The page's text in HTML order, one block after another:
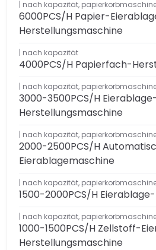
nach kapazität,
6000PCS/H Papier-
Herstellungsmaschine
nach kapazität
4000PCS/H Papierfach-
nach kapazität,
3000-3500PCS/H Eierablage-
Herstellungsmaschine
nach kapazität,
2000-2500PCS/H
Eierablagemaschine
nach kapazität,
1500-2000PCS/H
nach kapazität,
1000-1500PCS/H Zellstoff-
Herstellungsmaschine